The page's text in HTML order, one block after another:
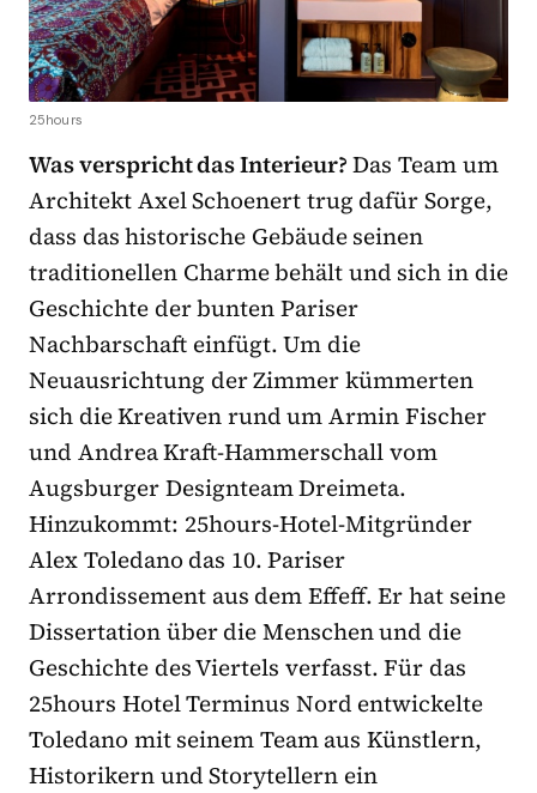
25hours
Was verspricht das Interieur?Das Team um
Architekt Axel Schoenert trug dafür Sorge,
dass das historische Gebäude seinen
traditionellen Charme behält und sich in die
Geschichte der bunten Pariser
Nachbarschaft einfügt. Um die
Neuausrichtung der Zimmer kümmerten
sich die Kreativen rund um Armin Fischer
und Andrea Kraft-Hammerschall vom
Augsburger Designteam Dreimeta.
Hinzukommt: 25hours-Hotel-Mitgründer
Alex Toledano das 10. Pariser
Arrondissement aus dem Effeff. Er hat seine
Dissertation über die Menschen und die
Geschichte des Viertels verfasst. Für das
25hours Hotel Terminus Nord entwickelte
Toledano mit seinem Team aus Künstlern,
Historikern und Storytellern ein